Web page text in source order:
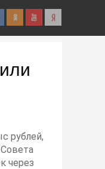
рублей,
через